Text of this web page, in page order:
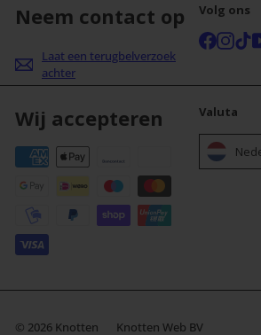
Neem contact op
Laat een terugbelverzoek
achter
Volg ons
Wij accepteren Valuta
© 2026 Knotten Knotten Web BV